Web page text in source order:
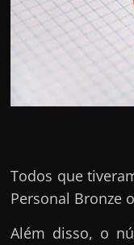
M
o
?
🤔
Todos que
Personal Bronze o
Além disso, o